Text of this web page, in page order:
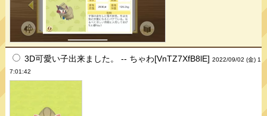
3D可愛い子出来ました。 -- ちゃわ[VnTZ7XfB8lE]2022/09/02 (金) 1
7:01:42